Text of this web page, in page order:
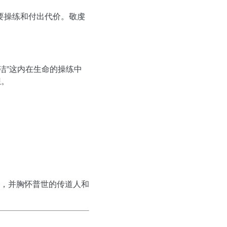
操练和付出代价。敬虔
”这内在生命的操练中
并胸怀普世的传道人和